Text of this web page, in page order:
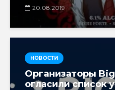
20.08.2019
НОВОСТИ
Организаторы
огласили список